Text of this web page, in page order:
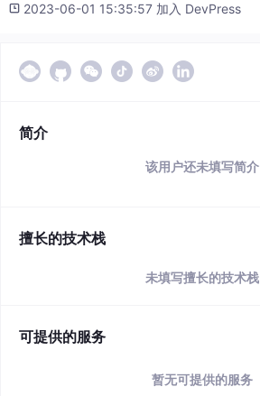
2023-06-01 15:35:57 加入 DevPress
简介
该用户还未填写简介
擅长的技术栈
未填写擅长的技术栈
可提供的服务
暂无可提供的服务